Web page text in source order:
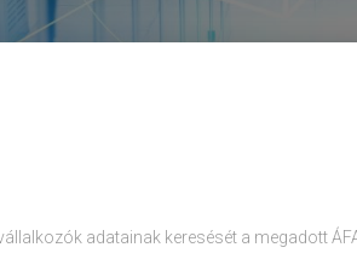
adatainak keresését a megadott